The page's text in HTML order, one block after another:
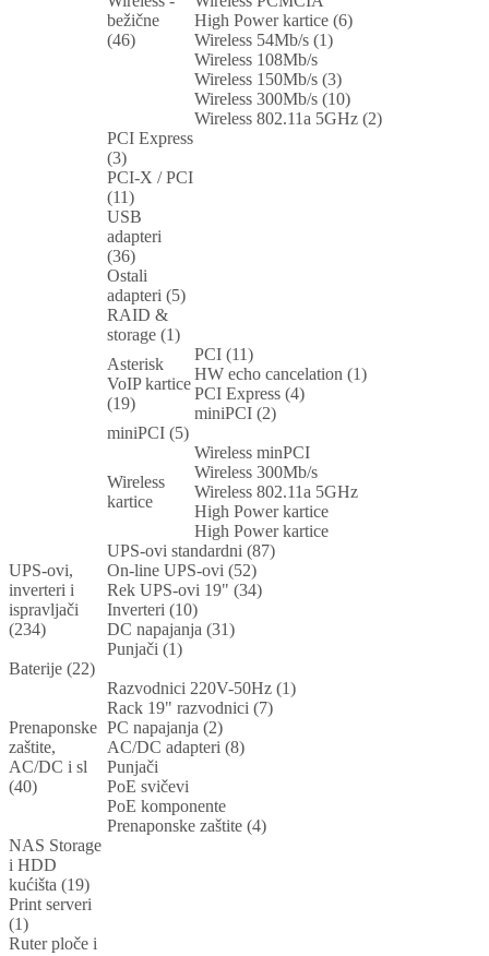
bežične
(46)
High Power kartice (6)
Wireless 54Mb/s (1)
Wireless 108Mb/s
Wireless 150Mb/s (3)
Wireless 300Mb/s (10)
Wireless 802.11a 5GHz (2)
PCI Express
(3)
PCI-X / PCI
(11)
USB
adapteri
(36)
Ostali
adapteri (5)
RAID &
storage (1)
Asterisk
VoIP kartice
(19)
PCI (11)
HW echo cancelation (1)
PCI Express (4)
miniPCI (2)
miniPCI (5)
Wireless
kartice
Wireless minPCI
Wireless 300Mb/s
Wireless 802.11a 5GHz
High Power kartice
High Power kartice
UPS-ovi,
inverteri i
ispravljači
(234)
UPS-ovi standardni (87)
On-line UPS-ovi (52)
Rek UPS-ovi 19" (34)
Inverteri (10)
DC napajanja (31)
Punjači (1)
Baterije (22)
Prenaponske
zaštite,
AC/DC i sl
(40)
Razvodnici 220V-50Hz (1)
Rack 19" razvodnici (7)
PC napajanja (2)
AC/DC adapteri (8)
Punjači
PoE svičevi
PoE komponente
Prenaponske zaštite (4)
NAS Storage
i HDD
kućišta (19)
Print serveri
(1)
Ruter ploče i